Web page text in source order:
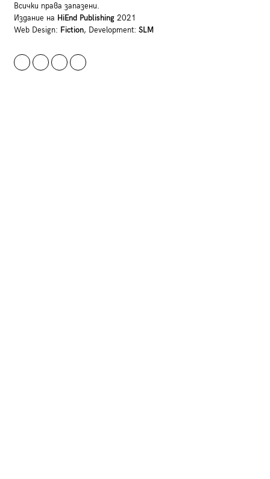
Всички права запазени.
Издание на HiEnd Publishing2021
Web Design: Fiction, Development: SLM